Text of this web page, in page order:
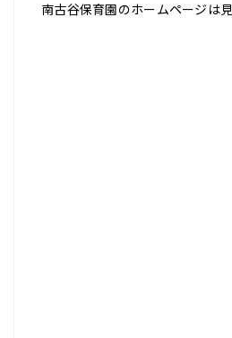
南古谷保育園のホームページは